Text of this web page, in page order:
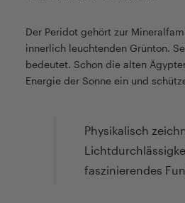
Der Peridot gehört zur
innerlich leuchtenden Grünton.
bedeutet. Schon die alten
Energie der Sonne ein und
Physikalisch
faszinierendes